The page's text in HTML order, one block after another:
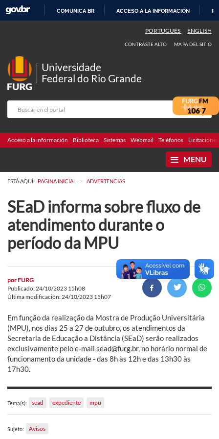
CONTENIDO
COMUNICA BR ACCESO A LA INFORMACIÓN
PORTUGUÊS ENGLISH
CONTRASTE ALTO MAPA DEL SITIO
Universidade
Federal do Rio Grande
Acceso a la información Biblioteca Sistemas Webmail Teléfonos Licitaciones
MENU
ESTÁ AQUÍ: PAGINA INICIAL > ADVERTENCIAS
SEaD informa sobre fluxo de
atendimento durante o
período da MPU
por FURG
Publicado: 24/10/2023 15h08
Última modificación: 24/10/2023 15h07
Em função da realização da Mostra de Produção Universitária
(MPU), nos dias 25 a 27 de outubro, os atendimentos da
Secretaria de Educação a Distância (SEaD) serão realizados
exclusivamente pelo e-mail sead@furg.br, no horário normal de
funcionamento da unidade - das 8h às 12h e das 13h30 às
17h30.
Tema(s): sead expediente mpu
Sujeto: Avisos